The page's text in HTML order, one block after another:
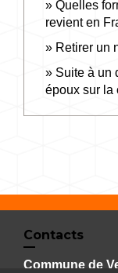
Quelles
revient en
Retirer un
Suite à un
époux sur la
Contacts
Commune de